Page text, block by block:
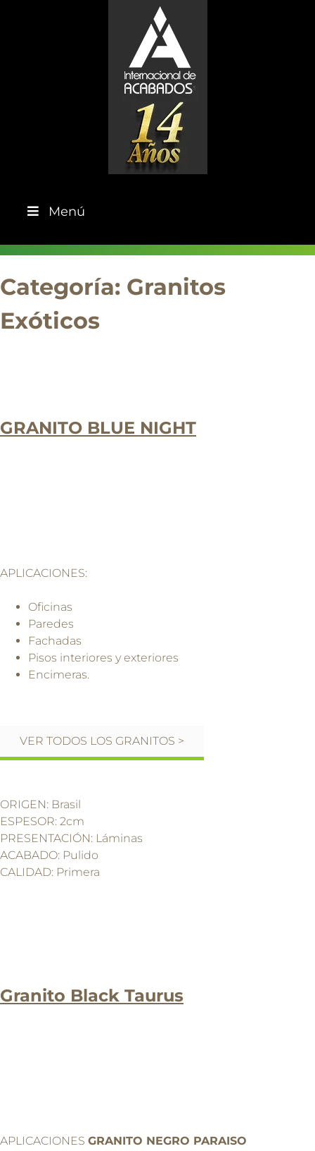
Menú
Categoría: Granitos
Exóticos
GRANITO BLUE NIGHT
APLICACIONES:
Oficinas
Paredes
Fachadas
Pisos interiores y exteriores
Encimeras.
VER TODOS LOS GRANITOS >
ORIGEN: Brasil
ESPESOR: 2cm
PRESENTACIÓN: Láminas
ACABADO: Pulido
CALIDAD: Primera
Granito Black Taurus
APLICACIONES GRANITO NEGRO PARAISO